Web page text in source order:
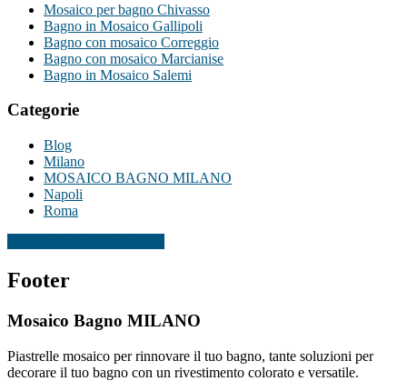
Mosaico per bagno Chivasso
Bagno in Mosaico Gallipoli
Bagno con mosaico Correggio
Bagno con mosaico Marcianise
Bagno in Mosaico Salemi
Categorie
Blog
Milano
MOSAICO BAGNO MILANO
Napoli
Roma
Footer
Mosaico Bagno MILANO
Piastrelle mosaico per rinnovare il tuo bagno, tante soluzioni per
decorare il tuo bagno con un rivestimento colorato e versatile.